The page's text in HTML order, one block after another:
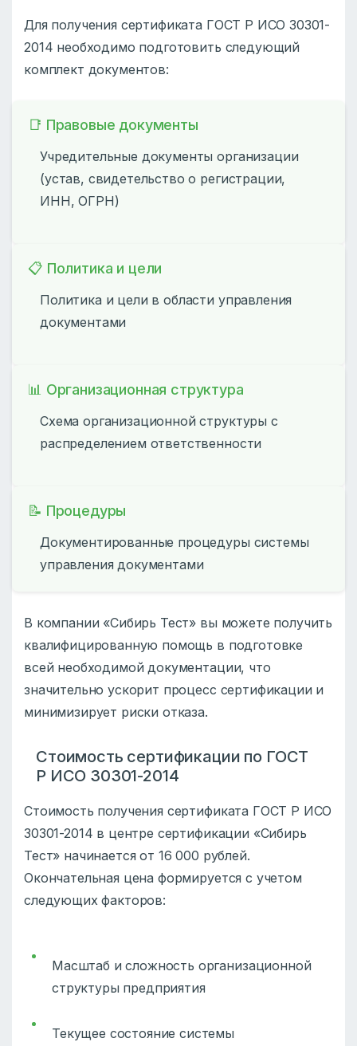
Для получения сертификата ГОСТ Р ИСО 30301-
2014 необходимо подготовить следующий
комплект документов:
📑 Правовые документы
Учредительные документы организации
(устав, свидетельство о регистрации,
ИНН, ОГРН)
📋 Политика и цели
Политика и цели в области управления
документами
📊 Организационная структура
Схема организационной структуры с
распределением ответственности
📝 Процедуры
Документированные процедуры системы
управления документами
В компании «Сибирь Тест» вы можете получить
квалифицированную помощь в подготовке
всей необходимой документации, что
значительно ускорит процесс сертификации и
минимизирует риски отказа.
Стоимость сертификации по ГОСТ
Р ИСО 30301-2014
Стоимость получения сертификата ГОСТ Р ИСО
30301-2014 в центре сертификации «Сибирь
Тест» начинается от 16 000 рублей.
Окончательная цена формируется с учетом
следующих факторов:
Масштаб и сложность организационной
структуры предприятия
Текущее состояние системы